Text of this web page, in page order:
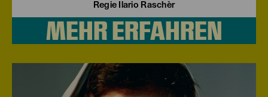
Regie Ilario Raschèr
MEHR ERFAHREN